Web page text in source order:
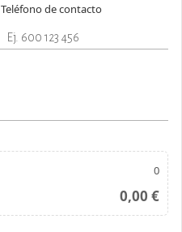
Teléfono de contacto
0
0,00 €